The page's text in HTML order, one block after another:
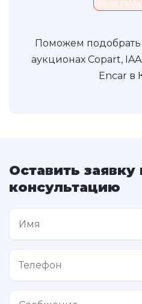
Поможем подобрать
аукционах Copart,
Encar в
Оставить
консультацию